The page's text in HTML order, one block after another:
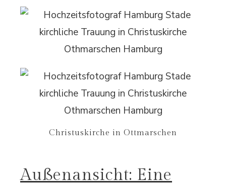
Christuskirche in Ottmarschen
Außenansicht: Eine